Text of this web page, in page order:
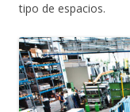
tipo de espacios.